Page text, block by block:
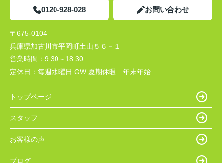
0120-928-028 お問い合わせ
〒675-0104
兵庫県加古川市平岡町土山５６－１
営業時間： 9:30～18:30
定休日： 毎週水曜日 GW 夏期休暇 年末年始
トップページ
スタッフ
お客様の声
ブログ